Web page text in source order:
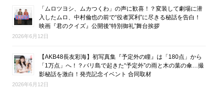
「ムロツヨシ、ムカつくわ」の声に歓喜！？変装して劇場に潜
入したムロ、中村倫也の前で“役者冥利”に尽きる秘話を告白！
映画『君のクイズ』公開後“特別御礼”舞台挨拶
2026年6月12日
【AKB48長友彩海】初写真集『予定外の瞳』は「180点」から
「1万点」へ！？バリ島で起きた“予定外”の雨と木の葉の傘…撮
影秘話を激白！発売記念イベント 合同取材
2026年6月12日